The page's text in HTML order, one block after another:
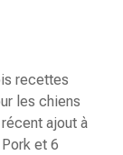
recettes
les chiens
ajout à
et 6